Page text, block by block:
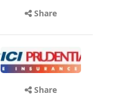
Share
Share